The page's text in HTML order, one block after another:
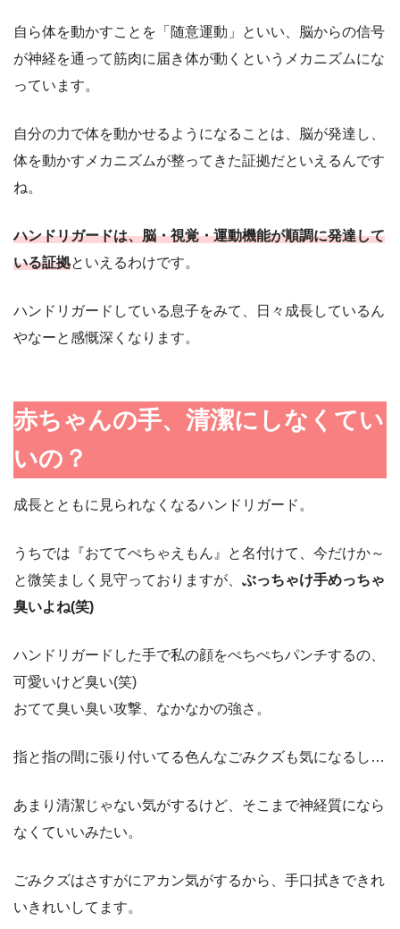
自ら体を動かすことを「随意運動」といい、脳からの信号
が神経を通って筋肉に届き体が動くというメカニズムにな
っています。
自分の力で体を動かせるようになることは、脳が発達し、
体を動かすメカニズムが整ってきた証拠だといえるんです
ね。
ハンドリガードは、脳・視覚・運動機能が順調に発達して
いる証拠といえるわけです。
ハンドリガードしている息子をみて、日々成長しているん
やなーと感慨深くなります。
赤ちゃんの手、清潔にしなくてい
いの？
成長とともに見られなくなるハンドリガード。
うちでは『おててぺちゃえもん』と名付けて、今だけか～
と微笑ましく見守っておりますが、 ぶっちゃけ手めっちゃ
臭いよね(笑)
ハンドリガードした手で私の顔をぺちぺちパンチするの、
可愛いけど臭い(笑)
おてて臭い臭い攻撃、なかなかの強さ。
指と指の間に張り付いてる色んなごみクズも気になるし…
あまり清潔じゃない気がするけど、そこまで神経質になら
なくていいみたい。
ごみクズはさすがにアカン気がするから、手口拭きできれ
いきれいしてます。